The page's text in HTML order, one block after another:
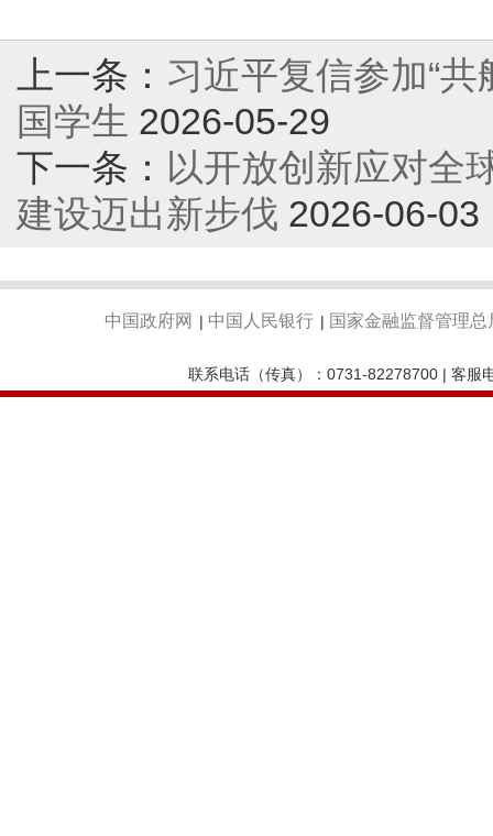
上一条： 习近平复信参加“
国学生 2026-05-29
下一条： 以开放创新应对
建设迈出新步伐 2026-06-03
中国政府网 | 中国人民银行 | 国家金融监督管理总
联系电话（传真）：0731-82278700 | 客服